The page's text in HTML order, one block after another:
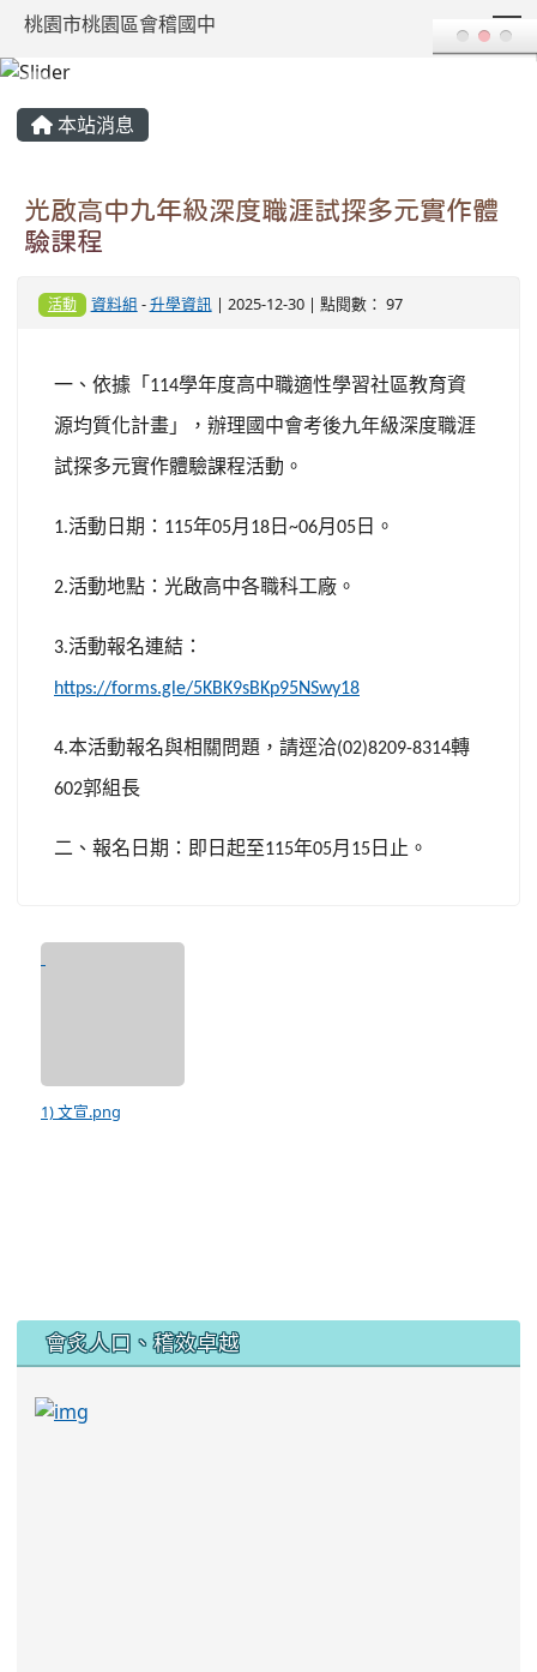
桃園市桃園區會稽國中
本站消息
光啟高中九年級深度職涯試探多元實作體
驗課程
活動 資料組 -升學資訊| 2025-12-30 | 點閱數： 97
一、依據「 114學年度高中職適性學習社區教育資
源均質化計畫」，辦理國中會考後九年級深度職涯
試探多元實作體驗課程活動。
1.活動日期： 115年05月 18 日 ~06月 05 日。
2.活動地點：光啟高中各職科工廠。
3.活動報名連結：
https://forms.gle/5KBK9sBKp95NSwy18
4.本活動報名與相關問題，請逕洽(02)8209-8314轉
602郭組長
二、報名日期：即日起至115年05月 15 日止。
1) 文宣.png
會炙人口、稽效卓越